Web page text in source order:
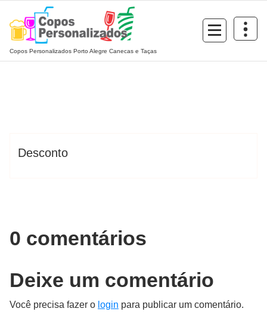
para
conteúdo
Copos Personalizados Porto Alegre Canecas e Taças
Blog
Desconto
0 comentários
Deixe um comentário
Você precisa fazer o login para publicar um comentário.